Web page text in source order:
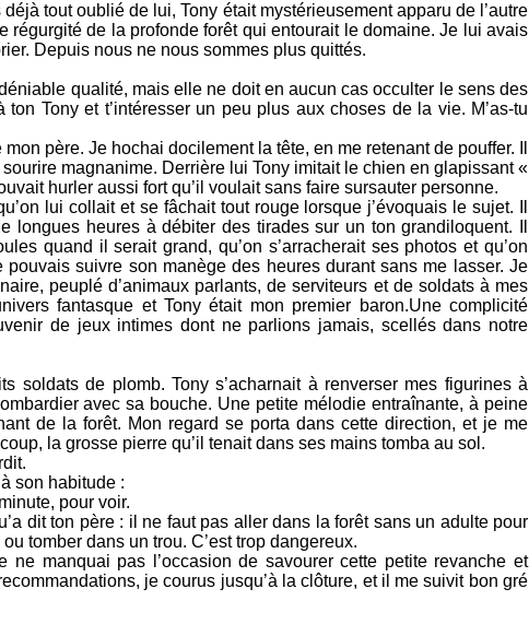
tout oublié de lui, Tony était mystérieusement apparu de l’autre
régurgité de la profonde forêt qui entourait le domaine. Je lui avais
Depuis nous ne nous sommes plus quittés.
qualité, mais elle ne doit en aucun cas occulter le sens des
Tony et t’intéresser un peu plus aux choses de la vie. M’as-tu
père. Je hochai docilement la tête, en me retenant de pouffer. Il
magnanime. Derrière lui Tony imitait le chien en glapissant «
hurler aussi fort qu’il voulait sans faire sursauter personne.
lui collait et se fâchait tout rouge lorsque j’évoquais le sujet. Il
longues heures à débiter des tirades sur un ton grandiloquent. Il
quand il serait grand, qu’on s’arracherait ses photos et qu’on
suivre son manège des heures durant sans me lasser. Je
peuplé d’animaux parlants, de serviteurs et de soldats à mes
fantasque et Tony était mon premier baron.Une complicité
de jeux intimes dont ne parlions jamais, scellés dans notre
soldats de plomb. Tony s’acharnait à renverser mes figurines à
avec sa bouche. Une petite mélodie entraînante, à peine
de la forêt. Mon regard se porta dans cette direction, et je me
la grosse pierre qu’il tenait dans ses mains tomba au sol.
son habitude :
pour voir.
dit ton père : il ne faut pas aller dans la forêt sans un adulte pour
tomber dans un trou. C’est trop dangereux.
ne manquai pas l’occasion de savourer cette petite revanche et
je courus jusqu’à la clôture, et il me suivit bon gré